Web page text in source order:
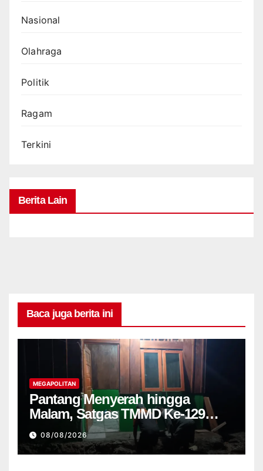
Nasional
Olahraga
Politik
Ragam
Terkini
Berita Lain
Baca juga berita ini
MEGAPOLITAN
Pantang Menyerah hingga
Malam, Satgas TMMD Ke-129
Kodim 1807 Sorsel Lembur
Finishing Rumah Type 36 untuk
Warga Kampung Sesor
08/08/2026